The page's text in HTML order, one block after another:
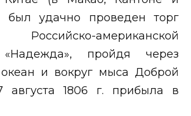
был удачно проведен торг
американской
пройдя через
и вокруг мыса Доброй
августа 1806 г. прибыла в